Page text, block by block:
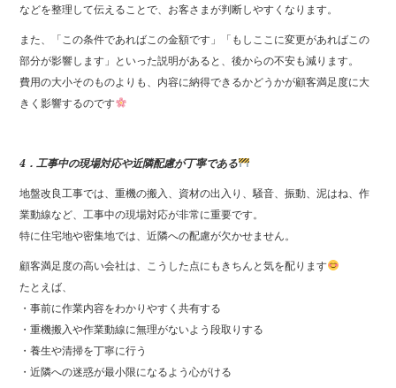
などを整理して伝えることで、お客さまが判断しやすくなります。
また、「この条件であればこの金額です」「もしここに変更があればこの
部分が影響します」といった説明があると、後からの不安も減ります。
費用の大小そのものよりも、内容に納得できるかどうかが顧客満足度に大
きく影響するのです
4．工事中の現場対応や近隣配慮が丁寧である
地盤改良工事では、重機の搬入、資材の出入り、騒音、振動、泥はね、作
業動線など、工事中の現場対応が非常に重要です。
特に住宅地や密集地では、近隣への配慮が欠かせません。
顧客満足度の高い会社は、こうした点にもきちんと気を配ります
たとえば、
・事前に作業内容をわかりやすく共有する
・重機搬入や作業動線に無理がないよう段取りする
・養生や清掃を丁寧に行う
・近隣への迷惑が最小限になるよう心がける